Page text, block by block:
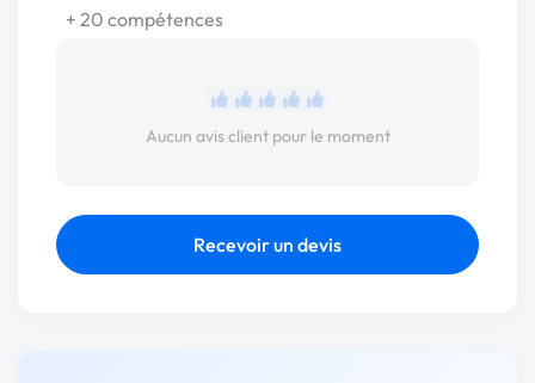
+ 20 compétences
Aucun avis client pour le moment
Recevoir un devis